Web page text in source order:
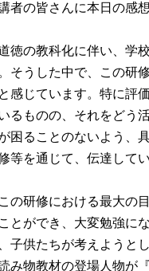
者の皆さんに本日の感
道徳の教科化に伴い、学
そうした中で、この研
感じています。特に評
るものの、それをどう
困ることのないよう、
等を通じて、伝達して
この研修における最大の
とができ、大変勉強に
子供たちが考えようと
み物教材の登場人物が